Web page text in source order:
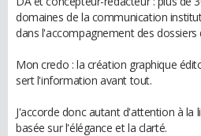
domaines de la communication
dans l'accompagnement des
Mon credo : la création graphique
sert l'information avant tout.
J'accorde donc autant d'attention à la
basée sur l'élégance et la clarté.